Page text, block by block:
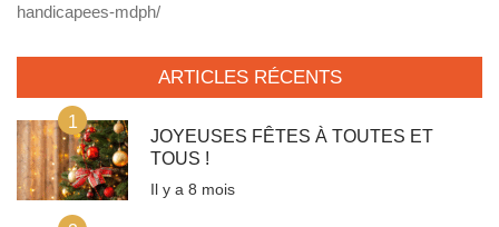
handicapees-mdph/
ARTICLES RÉCENTS
1
JOYEUSES FÊTES À TOUTES ET
TOUS !
Il y a 8 mois